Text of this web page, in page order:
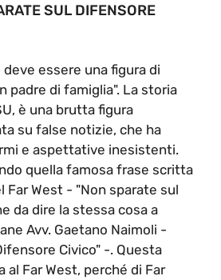
SUL DIFENSORE
essere una figura di
padre di famiglia". La storia
è una brutta figura
su false notizie, che ha
e aspettative inesistenti.
quella famosa frase scritta
Far West - "Non sparate sul
da dire la stessa cosa a
Avv. Gaetano Naimoli -
Civico" -. Questa
al Far West, perché di Far